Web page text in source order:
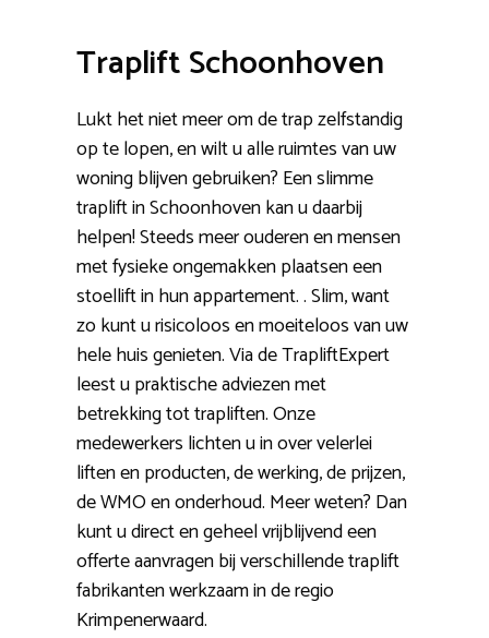
Traplift Schoonhoven
Lukt het niet meer om de trap zelfstandig
op te lopen, en wilt u alle ruimtes van uw
woning blijven gebruiken? Een slimme
traplift in Schoonhoven kan u daarbij
helpen! Steeds meer ouderen en mensen
met fysieke ongemakken plaatsen een
stoellift in hun appartement. . Slim, want
zo kunt u risicoloos en moeiteloos van uw
hele huis genieten. Via de TrapliftExpert
leest u praktische adviezen met
betrekking tot trapliften. Onze
medewerkers lichten u in over velerlei
liften en producten, de werking, de prijzen,
de WMO en onderhoud. Meer weten? Dan
kunt u direct en geheel vrijblijvend een
offerte aanvragen bij verschillende traplift
fabrikanten werkzaam in de regio
Krimpenerwaard.